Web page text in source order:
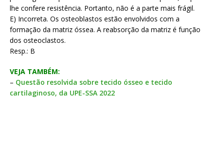
lhe confere resistência. Portanto, não é a parte mais frágil.
E) Incorreta. Os osteoblastos estão envolvidos com a
formação da matriz óssea. A reabsorção da matriz é função
dos osteoclastos.
Resp.: B
VEJA TAMBÉM:
– Questão resolvida sobre tecido ósseo e tecido
cartilaginoso, da UPE-SSA 2022